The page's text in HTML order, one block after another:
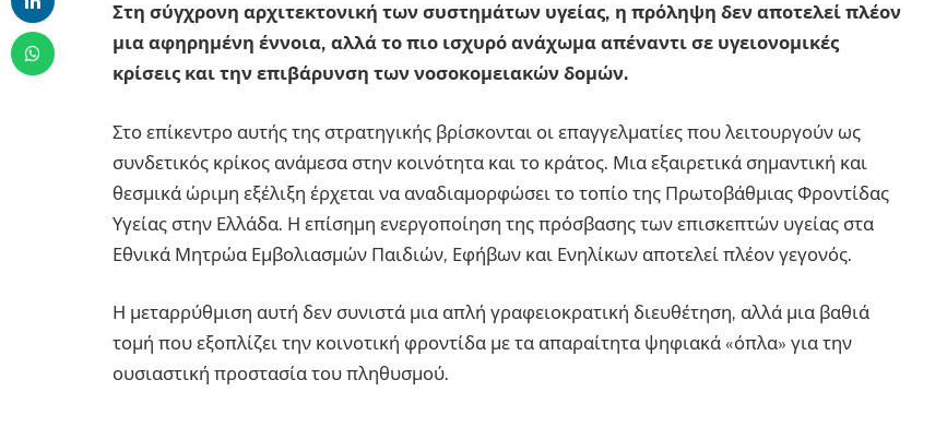
Στη σύγχρονη αρχιτεκτονική των συστημάτων υγείας, η πρόληψη δεν αποτελεί πλέον
μια αφηρημένη έννοια, αλλά το πιο ισχυρό ανάχωμα απέναντι σε υγειονομικές
κρίσεις και την επιβάρυνση των νοσοκομειακών δομών.
Στο επίκεντρο αυτής της στρατηγικής βρίσκονται οι επαγγελματίες που λειτουργούν ως
συνδετικός κρίκος ανάμεσα στην κοινότητα και το κράτος. Μια εξαιρετικά σημαντική και
θεσμικά ώριμη εξέλιξη έρχεται να αναδιαμορφώσει το τοπίο της Πρωτοβάθμιας Φροντίδας
Υγείας στην Ελλάδα. Η επίσημη ενεργοποίηση της πρόσβασης των επισκεπτών υγείας στα
Εθνικά Μητρώα Εμβολιασμών Παιδιών, Εφήβων και Ενηλίκων αποτελεί πλέον γεγονός.
Η μεταρρύθμιση αυτή δεν συνιστά μια απλή γραφειοκρατική διευθέτηση, αλλά μια βαθιά
τομή που εξοπλίζει την κοινοτική φροντίδα με τα απαραίτητα ψηφιακά «όπλα» για την
ουσιαστική προστασία του πληθυσμού.